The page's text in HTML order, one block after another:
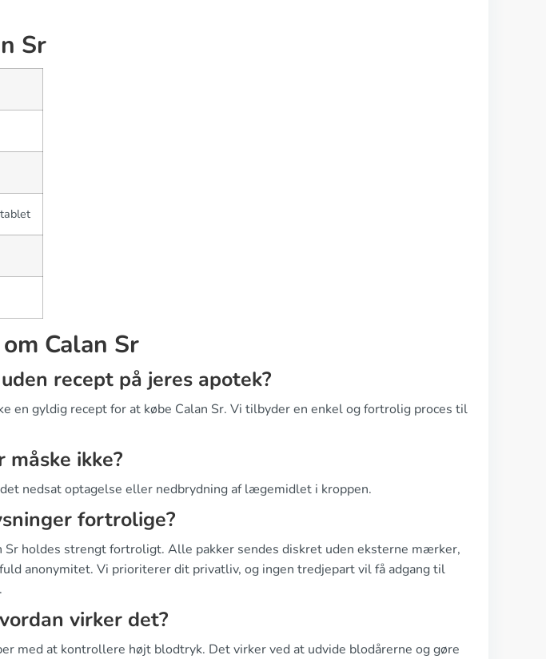
Sr
Calan Sr
recept på jeres apotek?
en gyldig recept for at købe Calan Sr. Vi tilbyder en enkel og fortrolig proces til
ikke?
nedsat optagelse eller nedbrydning af lægemidlet i kroppen.
fortrolige?
Sr holdes strengt fortroligt. Alle pakker sendes diskret uden eksterne mærker,
anonymitet. Vi prioriterer dit privatliv, og ingen tredjepart vil få adgang til
virker det?
med at kontrollere højt blodtryk. Det virker ved at udvide blodårerne og gøre